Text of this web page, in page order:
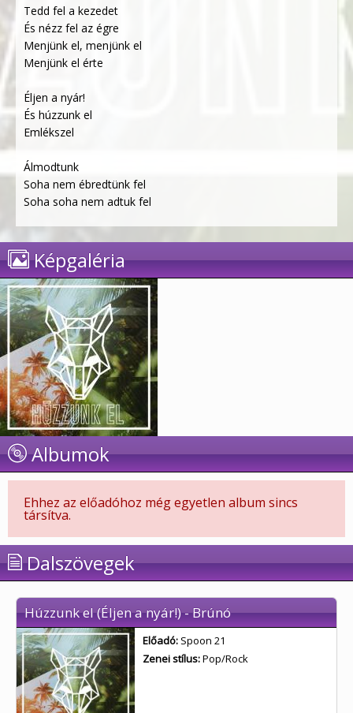
Tedd fel a kezedet
És nézz fel az égre
Menjünk el, menjünk el
Menjünk el érte
Éljen a nyár!
És húzzunk el
Emlékszel
Álmodtunk
Soha nem ébredtünk fel
Soha soha nem adtuk fel
Képgaléria
Albumok
Ehhez az előadóhoz még egyetlen album sincs
társítva.
Dalszövegek
Húzzunk el (Éljen a nyár!) - Brúnó
Előadó: Spoon 21
Zenei stílus:Pop/Rock